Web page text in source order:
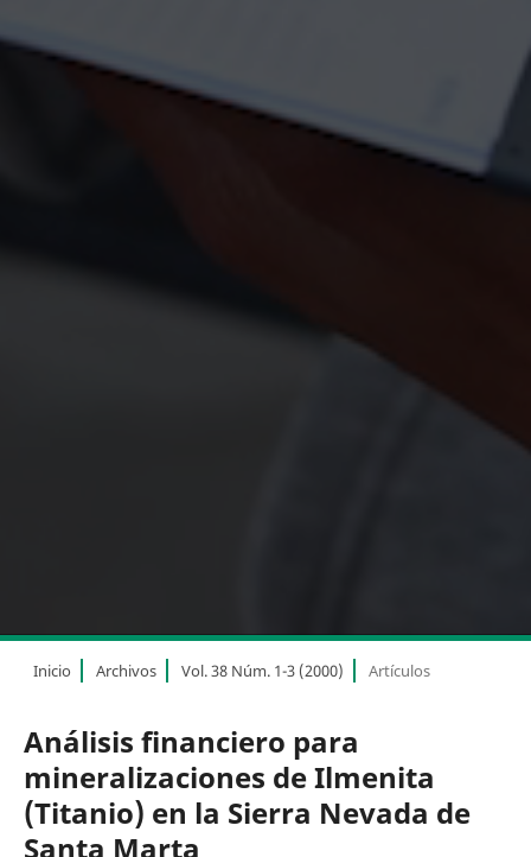
Inicio Archivos Vol. 38 Núm. 1-3 (2000) Artículos
Análisis financiero para
mineralizaciones de Ilmenita
(Titanio) en la Sierra Nevada de
Santa Marta